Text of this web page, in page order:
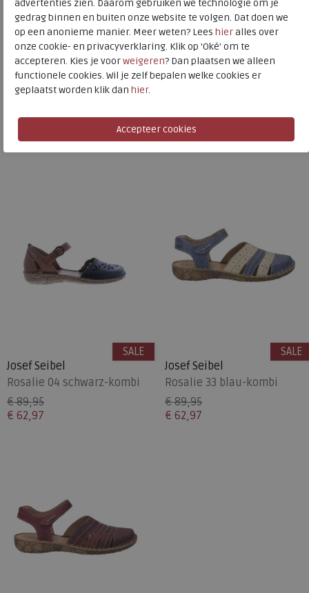
Toon alles van Josef Seibel
Naar allesandalen
Naar alleJosef Seibel sandalen
Is dit iets voor u?
Josef Seibel
Rosalie 04 schwarz-kombi
€ 89,95
€ 62,97
SALE
Josef Seibel
Rosalie 33 blau-kombi
€ 89,95
€ 62,97
SALE
advertenties zien. Daarom gebruiken we technologie om je
gedrag binnen en buiten onze website te volgen. Dat doen we
op een anonieme manier. Meer weten? Lees hieralles over
onze cookie- en privacyverklaring. Klik op 'Oké' om te
accepteren. Kies je voorweigeren? Dan plaatsen we alleen
functionele cookies. Wil je zelf bepalen welke cookies er
geplaatst worden klik dan hier.